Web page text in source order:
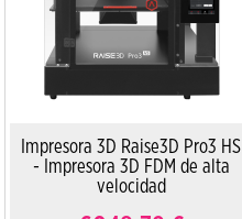
Impresora 3D Raise3D Pro3 HS
- Impresora 3D FDM de alta
velocidad